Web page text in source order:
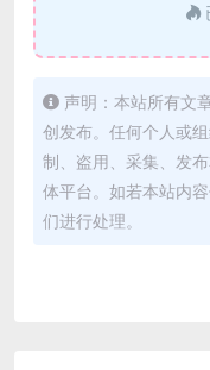
声明：本站所有文
创发布。任何个人或
制、盗用、采集、发
体平台。如若本站内
们进行处理。